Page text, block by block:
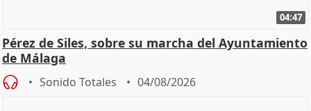
04:47
Pérez de Siles, sobre su marcha del Ayuntamiento
de Málaga
Sonido Totales 04/08/2026